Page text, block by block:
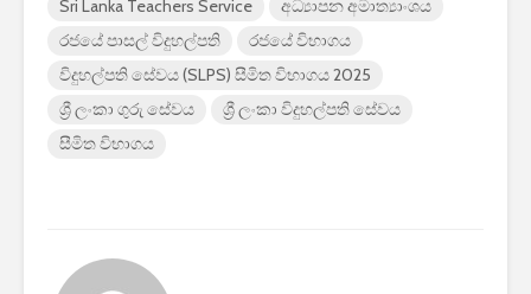
Sri Lanka Teachers Service
අධ්‍යාපන අමාත්‍යාංශය
රජයේ පාසල් විදුහල්පති
රජයේ විභාගය
විදුහල්පති සේවය (SLPS) සීමිත විභාගය 2025
ශ්‍රී ලංකා ගුරු සේවය
ශ්‍රී ලංකා විදුහල්පති සේවය
සීමිත විභාගය